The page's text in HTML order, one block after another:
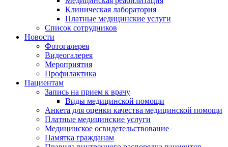
Клиническая лаборатория
Платные медицинские услуги
Список сотрудников
Новости
Фотогалерея
Видеогалерея
Мероприятия
Профилактика
Пациентам
Запись на прием к врачу
Виды медицинской помощи
Анкета для оценки качества медицинской помощи
Платные медицинские услуги
Медицинское освидетельствование
Памятка гражданам